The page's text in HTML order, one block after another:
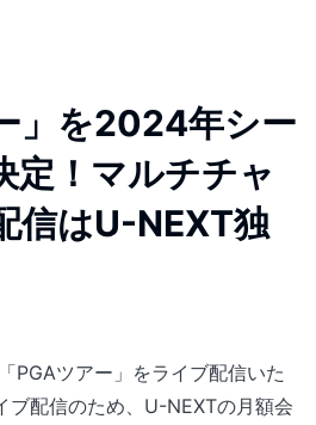
」を2024年シー
定！マルチチャ
信はU-NEXT独
PGAツアー」をライブ配信いた
ブ配信のため、U-NEXTの月額会